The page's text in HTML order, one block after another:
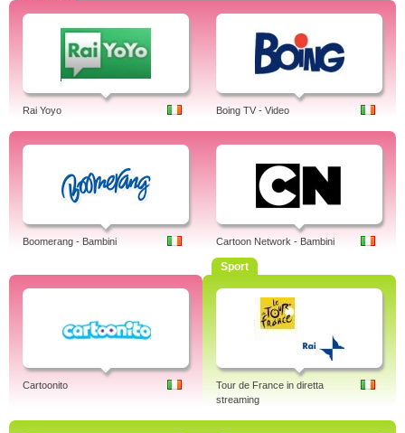
Rai Yoyo Boing TV - Video
Boomerang - Bambini Cartoon Network - Bambini
Cartoonito
Sport
Tour de France in diretta
streaming